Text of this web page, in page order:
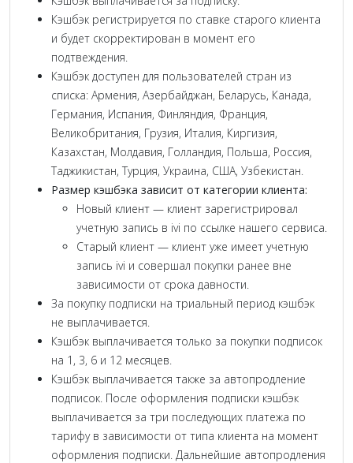
Кэшбэк регистрируется по ставке старого клиента
и будет скорректирован в момент его
подтвеждения.
Кэшбэк доступен для пользователей стран из
списка: Армения, Азербайджан, Беларусь, Канада,
Германия, Испания, Финляндия, Франция,
Великобритания, Грузия, Италия, Киргизия,
Казахстан, Молдавия, Голландия, Польша, Россия,
Таджикистан, Турция, Украина, США, Узбекистан.
Размер кэшбэка зависит от категории клиента:
Новый клиент — клиент зарегистрировал
учетную запись в ivi по ссылке нашего сервиса.
Старый клиент — клиент уже имеет учетную
запись ivi и совершал покупки ранее вне
зависимости от срока давности.
За покупку подписки на триальный период кэшбэк
не выплачивается.
Кэшбэк выплачивается только за покупки подписок
на 1, 3, 6 и 12 месяцев.
Кэшбэк выплачивается также за автопродление
подписок. После оформления подписки кэшбэк
выплачивается за три последующих платежа по
тарифу в зависимости от типа клиента на момент
оформления подписки. Дальнейшие автопродления